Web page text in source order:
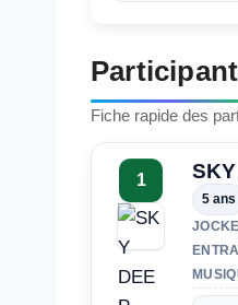
Fiche rapide des
1
5 ans